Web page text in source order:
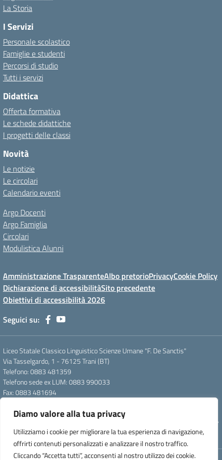
Diamo valore alla tua privacy
Utilizziamo i cookie per migliorare la tua esperienza di navigazione,
offrirti contenuti personalizzati e analizzare il nostro traffico.
Cliccando “Accetta tutti”, acconsenti al nostro utilizzo dei cookie.
La Storia
I Servizi
Personale scolastico
Famiglie e studenti
Percorsi di studio
Tutti i servizi
Didattica
Offerta formativa
Le schede didattiche
I progetti delle classi
Novità
Le notizie
Le circolari
Calendario eventi
Argo Docenti
Argo Famiglia
Circolari
Modulistica Alunni
Amministrazione TrasparenteAlbo pretorioPrivacyCookie Policy
Dichiarazione di accessibilitàSito precedente
Obiettivi di accessibilità 2026
Seguici su:
Liceo Statale Classico Linguistico Scienze Umane "F. De Sanctis"
Via Tasselgardo, 1 - 76125 Trani (BT)
Telefono: 0883 481359
Telefono sede ex LUM: 0883 990033
Fax: 0883 481694
Pec: btpc210007@pec.istruzione.it
Codice Meccanografico: istsc_btpc210007 - Codice Fiscale: 92058830727
- Codice Univoco d'ufficio: UFG4S9